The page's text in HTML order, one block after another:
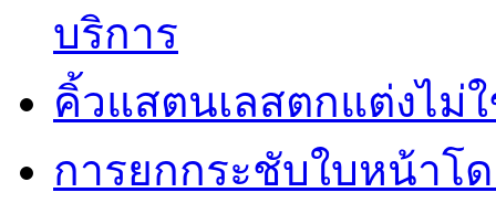
บริการ
คิ้วแสตนเลสตกแต่งไม่
การยกกระชับใบหน้าโ